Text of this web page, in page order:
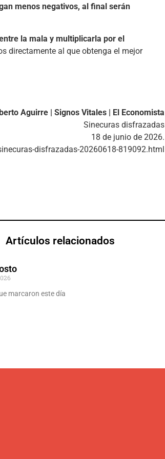
menos negativos, al final serán
la mala y multiplicarla por el
directamente al que obtenga el mejor
Aguirre | Signos Vitales | El Economista
Sinecuras disfrazadas
18 de junio de 2026.
disfrazadas-20260618-819092.html
Artículos relacionados
marcaron este día